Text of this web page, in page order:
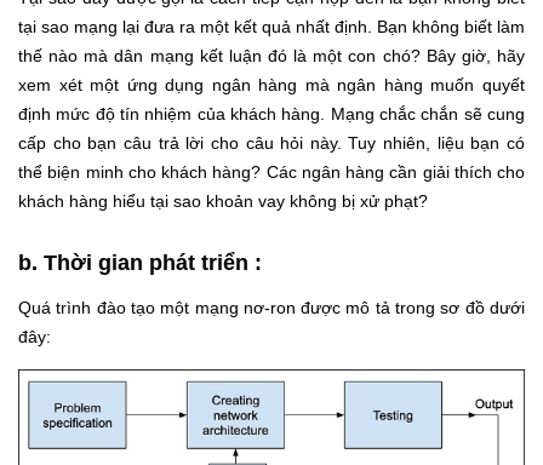
tại sao mạng lại đưa ra một kết quả nhất định. Bạn không biết làm
thế nào mà dân mạng kết luận đó là một con chó? Bây giờ, hãy
xem xét một ứng dụng ngân hàng mà ngân hàng muốn quyết
định mức độ tín nhiệm của khách hàng. Mạng chắc chắn sẽ cung
cấp cho bạn câu trả lời cho câu hỏi này. Tuy nhiên, liệu bạn có
thể biện minh cho khách hàng? Các ngân hàng cần giải thích cho
khách hàng hiểu tại sao khoản vay không bị xử phạt?
b. Thời gian phát triển :
Quá trình đào tạo một mạng nơ-ron được mô tả trong sơ đồ dưới
đây: